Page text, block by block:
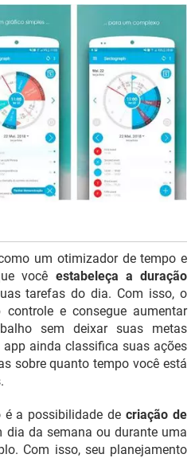
um otimizador de tempo e
você estabeleça a duração
tarefas do dia. Com isso, o
e consegue aumentar
sem deixar suas metas
ainda classifica suas ações
sobre quanto tempo você está
é a possibilidade decriação de
dia da semana ou durante uma
Com isso, seu planejamento